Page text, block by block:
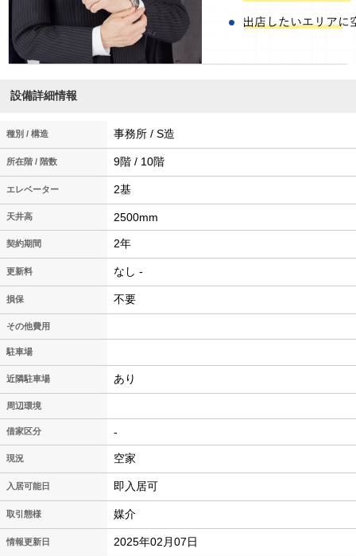
設備詳細情報
種別 / 構造 事務所 / S造
所在階 / 階数 9階 / 10階
エレベーター 2基
天井高 2500mm
契約期間 2年
更新料 なし -
損保 不要
その他費用
駐車場
近隣駐車場 あり
周辺環境
借家区分 -
現況 空家
入居可能日 即入居可
取引態様 媒介
情報更新日 2025年02月07日